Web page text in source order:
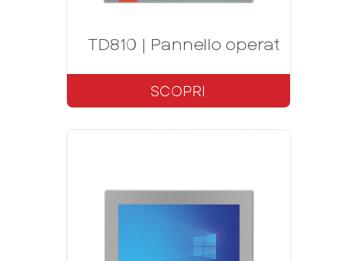
TD810 | Pannello operatore
SCOPRI